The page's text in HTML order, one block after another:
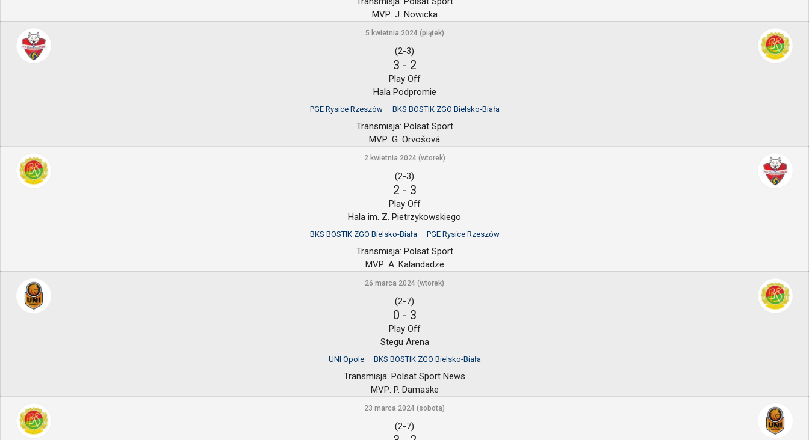
MVP: J. Nowicka
5 kwietnia 2024 (piątek)
(2-3)
3 - 2
Play Off
Hala Podpromie
PGE Rysice Rzeszów — BKS BOSTIK ZGO Bielsko-Biała
Transmisja: Polsat Sport
MVP: G. Orvošová
2 kwietnia 2024 (wtorek)
(2-3)
2 - 3
Play Off
Hala im. Z. Pietrzykowskiego
BKS BOSTIK ZGO Bielsko-Biała — PGE Rysice Rzeszów
Transmisja: Polsat Sport
MVP: A. Kalandadze
26 marca 2024 (wtorek)
(2-7)
0 - 3
Play Off
Stegu Arena
UNI Opole — BKS BOSTIK ZGO Bielsko-Biała
Transmisja: Polsat Sport News
MVP: P. Damaske
23 marca 2024 (sobota)
(2-7)